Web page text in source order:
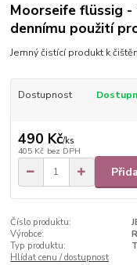
Moorseife flüssig
dennímu použití
Jemný čistící produkt k
Dostupnost
490 Kč/ks
405 Kč bez DPH
Číslo produktu:
Výrobce:
Typ produktu:
Hlídat cenu / dostupnost